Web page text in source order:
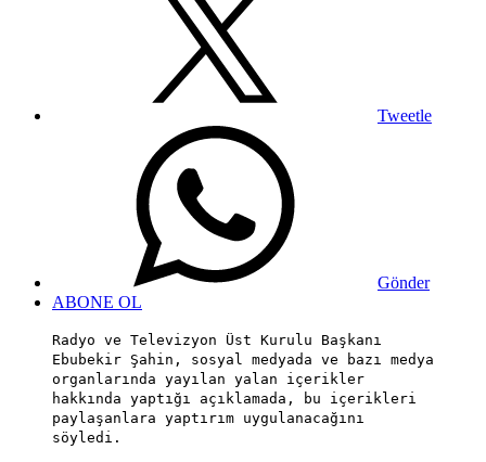
Tweetle
Gönder
ABONE OL
Radyo ve Televizyon Üst Kurulu Başkanı
Ebubekir Şahin, sosyal medyada ve bazı medya
organlarında yayılan yalan içerikler
hakkında yaptığı açıklamada, bu içerikleri
paylaşanlara yaptırım uygulanacağını
söyledi.